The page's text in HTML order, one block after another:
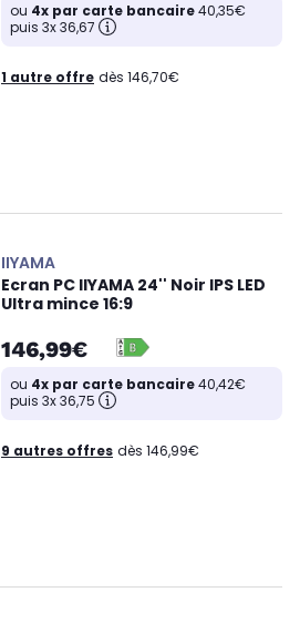
ou 4x par carte bancaire40,35€
puis 3x 36,67
1 autre offre dès 146,70€
IIYAMA
Ecran PC IIYAMA 24'' Noir IPS LED
Ultra mince 16:9
146,99€
ou 4x par carte bancaire40,42€
puis 3x 36,75
9 autres offres dès 146,99€